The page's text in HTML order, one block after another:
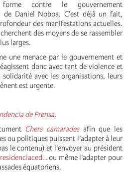
contre le gouvernement
Daniel Noboa. C’est déjà un fait,
des manifestations actuelles.
des moyens de se rassembler
larges.
une menace par le gouvernement et
donc avec tant de violence et
avec les organisations, leurs
est urgente.
de Prensa.
Chers camarades afin que les
ou politiques puissent l’adapter à leur
le contenu) et l’envoyer au président
ou même l’adapter pour
équatoriens.